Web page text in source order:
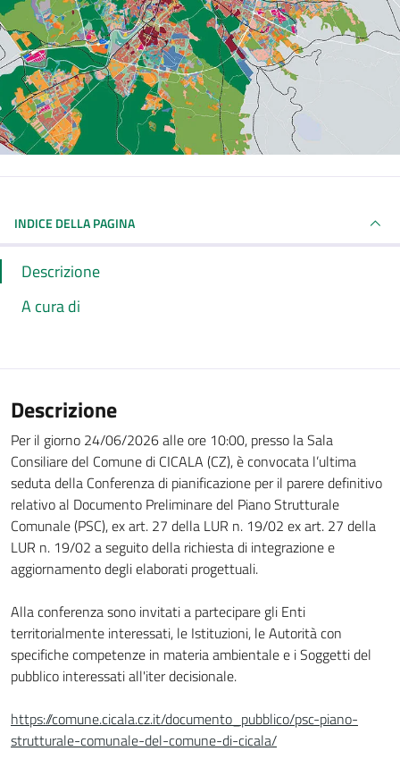
INDICE DELLA PAGINA
Descrizione
A cura di
Descrizione
Per il giorno 24/06/2026 alle ore 10:00, presso la Sala
Consiliare del Comune di CICALA (CZ), è convocata l’ultima
seduta della Conferenza di pianificazione per il parere definitivo
relativo al Documento Preliminare del Piano Strutturale
Comunale (PSC), ex art. 27 della LUR n. 19/02 ex art. 27 della
LUR n. 19/02 a seguito della richiesta di integrazione e
aggiornamento degli elaborati progettuali.
Alla conferenza sono invitati a partecipare gli Enti
territorialmente interessati, le Istituzioni, le Autorità con
specifiche competenze in materia ambientale e i Soggetti del
pubblico interessati all'iter decisionale.
https://comune.cicala.cz.it/documento_pubblico/psc-piano-
strutturale-comunale-del-comune-di-cicala/